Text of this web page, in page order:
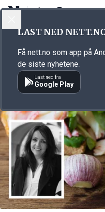
Annonsørinnhold
LAST NED
Få nett.no som app på
de siste nyhetene.
Last ned fra
Google Play